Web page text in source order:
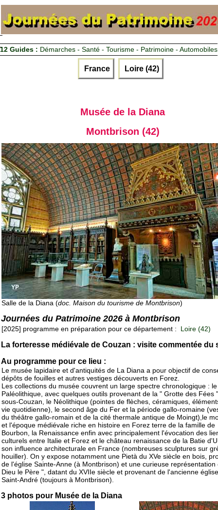
12 Guides : Démarches - Santé - Tourisme - Patrimoine - Automobiles
France Loire (42)
Musée de la Diana
Montbrison (42)
Salle de la Diana (doc. Maison du tourisme de Montbrison)
Journées du Patrimoine 2026 à Montbrison
[2025] programme en préparation pour ce département : Loire (42)
La forteresse médiévale de Couzan : visite commentée du
Au programme pour ce lieu :
Le musée lapidaire et d'antiquités de La Diana a pour objectif de
dépôts de fouilles et autres vestiges découverts en Forez.
Les collections du musée couvrent un large spectre chronologique : le
Paléolithique, avec quelques outils provenant de la " Grotte des Fées
sous-Couzan, le Néolithique (pointes de flèches, céramiques,
vie quotidienne), le second âge du Fer et la période gallo-romaine
du théâtre gallo-romain et de la cité thermale antique de Moingt),le
et l'époque médiévale riche en histoire en Forez terre de la famille de
Bourbon, la Renaissance enfin avec principalement l'évocation des
culturels entre Italie et Forez et le château renaissance de la Batie
son influence architecturale en France (nombreuses sculptures sur
houiller). On y expose notamment une Pietà du XVe siècle en bois,
de l'église Sainte-Anne (à Montbrison) et une curieuse représentation
Dieu le Père ", datant du XVIIe siècle et provenant de l'ancienne
Saint-André (toujours à Montbrison).
3 photos pour Musée de la Diana